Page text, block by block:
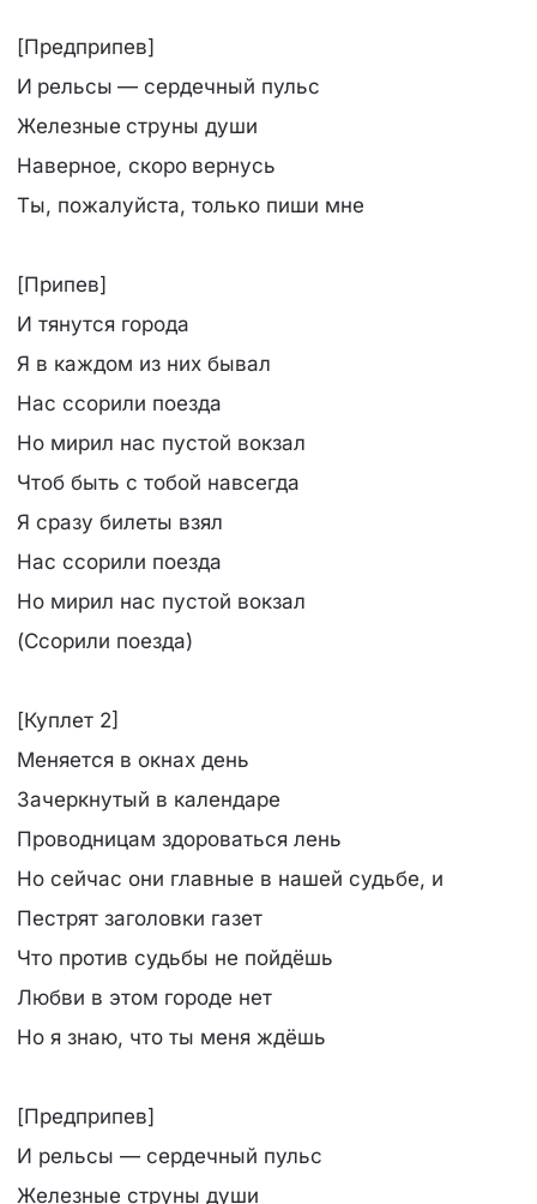
[Предприпев]
И рельсы — сердечный пульс
Железные струны души
Наверное, скоро вернусь
Ты, пожалуйста, только пиши мне
[Припев]
И тянутся города
Я в каждом из них бывал
Нас ссорили поезда
Но мирил нас пустой вокзал
Чтоб быть с тобой навсегда
Я сразу билеты взял
Нас ссорили поезда
Но мирил нас пустой вокзал
(Ссорили поезда)
[Куплет 2]
Меняется в окнах день
Зачеркнутый в календаре
Проводницам здороваться лень
Но сейчас они главные в нашей судьбе, и
Пестрят заголовки газет
Что против судьбы не пойдёшь
Любви в этом городе нет
Но я знаю, что ты меня ждёшь
[Предприпев]
И рельсы — сердечный пульс
Железные струны души